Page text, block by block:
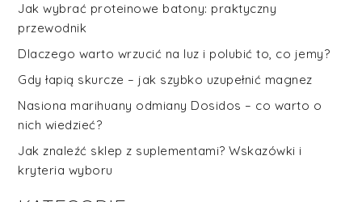
Jak wybrać proteinowe batony: praktyczny
przewodnik
Dlaczego warto wrzucić na luz i polubić to, co jemy?
Gdy łapią skurcze – jak szybko uzupełnić magnez
Nasiona marihuany odmiany Dosidos – co warto o
nich wiedzieć?
Jak znaleźć sklep z suplementami? Wskazówki i
kryteria wyboru